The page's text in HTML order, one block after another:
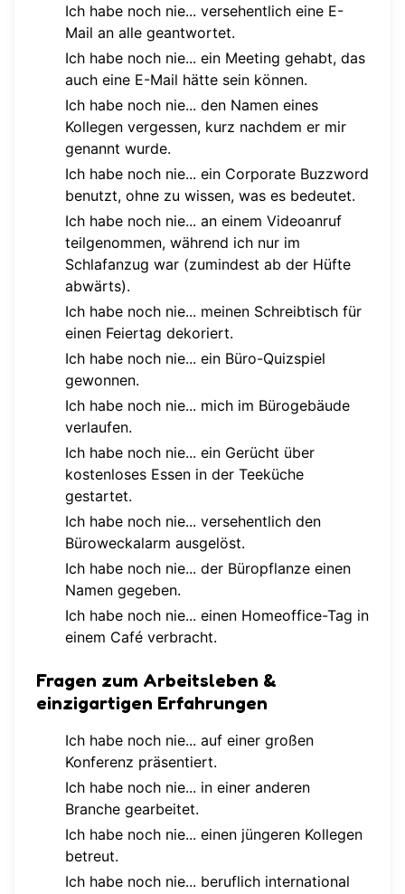
Ich habe noch nie... versehentlich eine E-
Mail an alle geantwortet.
Ich habe noch nie... ein Meeting gehabt, das
auch eine E-Mail hätte sein können.
Ich habe noch nie... den Namen eines
Kollegen vergessen, kurz nachdem er mir
genannt wurde.
Ich habe noch nie... ein Corporate Buzzword
benutzt, ohne zu wissen, was es bedeutet.
Ich habe noch nie... an einem Videoanruf
teilgenommen, während ich nur im
Schlafanzug war (zumindest ab der Hüfte
abwärts).
Ich habe noch nie... meinen Schreibtisch für
einen Feiertag dekoriert.
Ich habe noch nie... ein Büro-Quizspiel
gewonnen.
Ich habe noch nie... mich im Bürogebäude
verlaufen.
Ich habe noch nie... ein Gerücht über
kostenloses Essen in der Teeküche
gestartet.
Ich habe noch nie... versehentlich den
Büroweckalarm ausgelöst.
Ich habe noch nie... der Büropflanze einen
Namen gegeben.
Ich habe noch nie... einen Homeoffice-Tag in
einem Café verbracht.
Fragen zum Arbeitsleben &
einzigartigen Erfahrungen
Ich habe noch nie... auf einer großen
Konferenz präsentiert.
Ich habe noch nie... in einer anderen
Branche gearbeitet.
Ich habe noch nie... einen jüngeren Kollegen
betreut.
Ich habe noch nie... beruflich international